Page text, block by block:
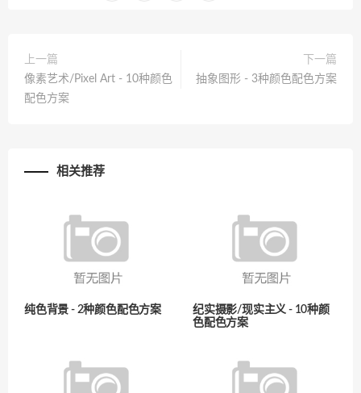
上一篇
像素艺术/Pixel Art - 10种颜色
配色方案
下一篇
抽象图形 - 3种颜色配色方案
相关推荐
纯色背景 - 2种颜色配色方案
纪实摄影/现实主义 - 10种颜
色配色方案